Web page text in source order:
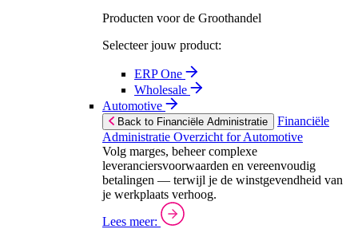
Producten voor de Groothandel
Selecteer jouw product:
ERP One
Wholesale
Automotive
Back to Financiële Administratie
Financiële
Administratie Overzicht for Automotive
Volg marges, beheer complexe
leveranciersvoorwaarden en vereenvoudig
betalingen — terwijl je de winstgevendheid van
je werkplaats verhoog.
Lees meer: